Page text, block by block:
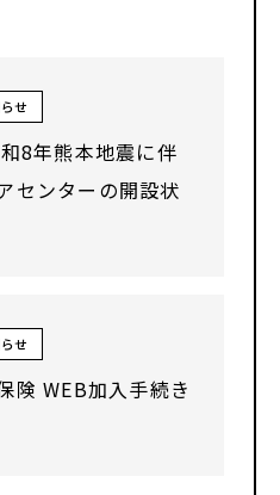
せ
8年熊本地震に伴
センターの開設状
せ
険 WEB加入手続き